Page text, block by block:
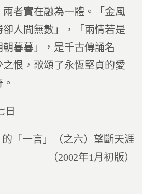
者實在融為一體。「金風
卻人間無數」，「兩情若是
暮暮」，是千古傳誦名
恨，歌頌了永恆堅貞的愛
日
的「一言」（之六）望斷天涯
（2002年1月初版）